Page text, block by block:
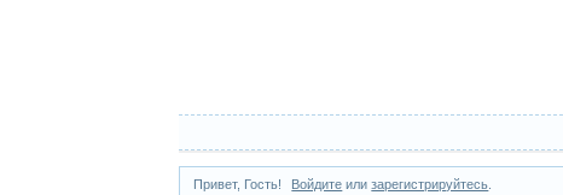
Привет, Гость! Войдите илизарегистрируйтесь.